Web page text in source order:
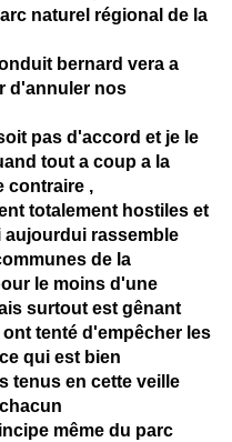
naturel régional de la
bernard vera a
d'annuler nos
pas d'accord et je le
tout a coup a la
contraire ,
totalement hostiles et
rassemble
de la
le moins d'une
surtout est gênant
tenté d'empêcher les
qui est bien
tenus en cette veille
même du parc